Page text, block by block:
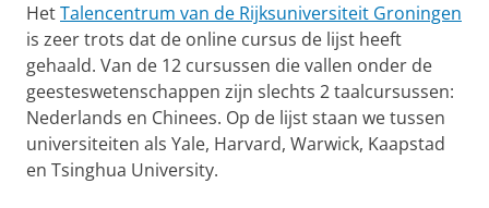
HetTalencentrum van de Rijksuniversiteit Groningen
is zeer trots dat de online cursus de lijst heeft
gehaald. Van de 12 cursussen die vallen onder de
geesteswetenschappen zijn slechts 2 taalcursussen:
Nederlands en Chinees. Op de lijst staan we tussen
universiteiten als Yale, Harvard, Warwick, Kaapstad
en Tsinghua University.